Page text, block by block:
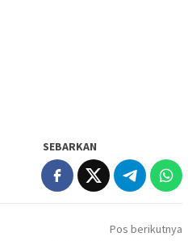
SEBARKAN
Pos berikutnya